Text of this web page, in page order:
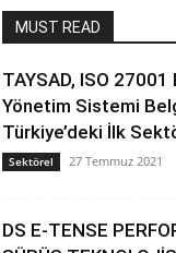
MUST READ
TAYSAD, ISO
Yönetim Sistemi
Türkiye’deki İlk
Sektörel 27 Temmuz 2021
DS E-TENSE